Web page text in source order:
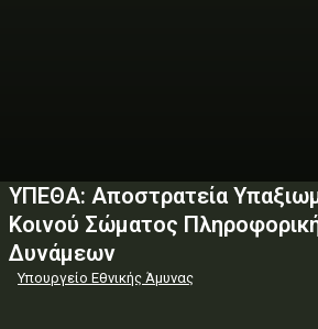
ΥΠΕΘΑ: Αποστρατεία
Κοινού Σώματος
Δυνάμεων
Υπουργείο Εθνικής Άμυνας